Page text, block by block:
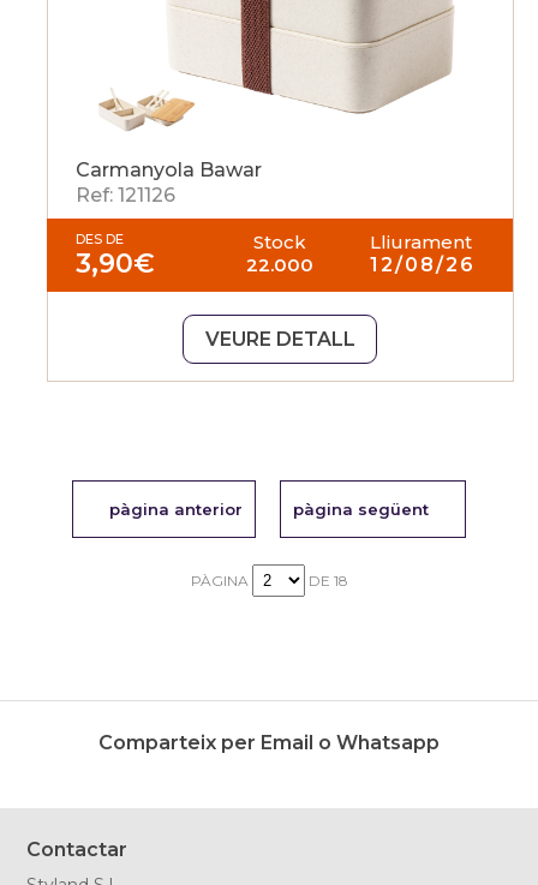
Carmanyola Bawar
Ref: 121126
DES DE
3,90€
Stock
22.000
Lliurament
12/08/26
VEURE DETALL
pàgina anterior pàgina següent
PÀGINA DE 18
Comparteix per Email o Whatsapp
Contactar